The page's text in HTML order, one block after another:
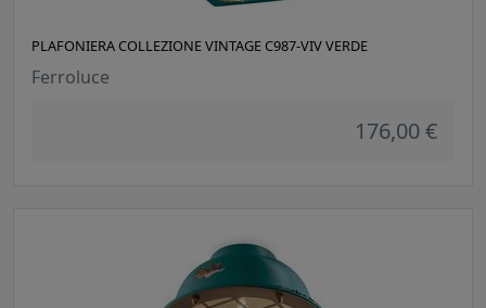
PLAFONIERA COLLEZIONE VINTAGE C987-VIV VERDE
Ferroluce
176,00 €